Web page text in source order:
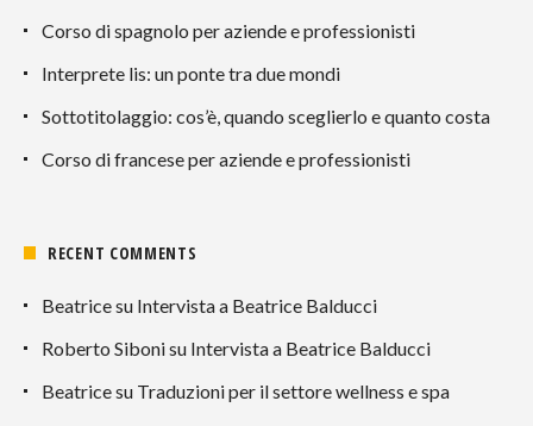
Corso di spagnolo per aziende e professionisti
Interprete lis: un ponte tra due mondi
Sottotitolaggio: cos’è, quando sceglierlo e quanto costa
Corso di francese per aziende e professionisti
RECENT COMMENTS
Beatricesu Intervista a Beatrice Balducci
Roberto Sibonisu Intervista a Beatrice Balducci
Beatricesu Traduzioni per il settore wellness e spa